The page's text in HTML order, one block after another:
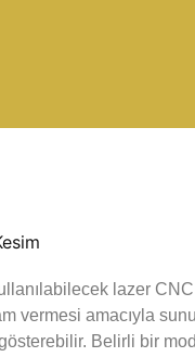
lazer
vermesi amacıyla
Belirli bir